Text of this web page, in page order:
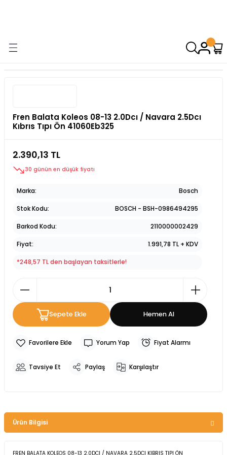
Fren Balata Koleos 08-13 2.0Dcı / Navara 2.5Dcı
Kıbrıs Tıpı Ön 41060Eb325
2.390,13 TL
30 günün en düşük fiyatı
Marka Bosch
Stok Kodu BOSCH - BSH-0986494295
Barkod Kodu 2110000002429
Fiyat 1.991,78 TL + KDV
*248,57 TL den başlayan taksitlerle!
Sepete Ekle Hemen Al
Yorum Yap Fiyat Alarmı
Tavsiye Et Paylaş Karşılaştır
Ürün Bilgisi
FREN BALATA KOLEOS 08-13 2.0DCI / NAVARA 2.5DCI KIBRIS TIPI ÖN